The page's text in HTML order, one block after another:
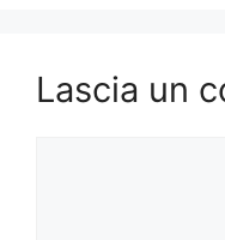
Lascia un